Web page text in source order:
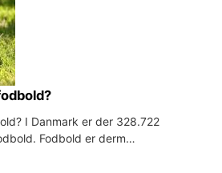
I Danmark er der 328.722
Fodbold er derm…